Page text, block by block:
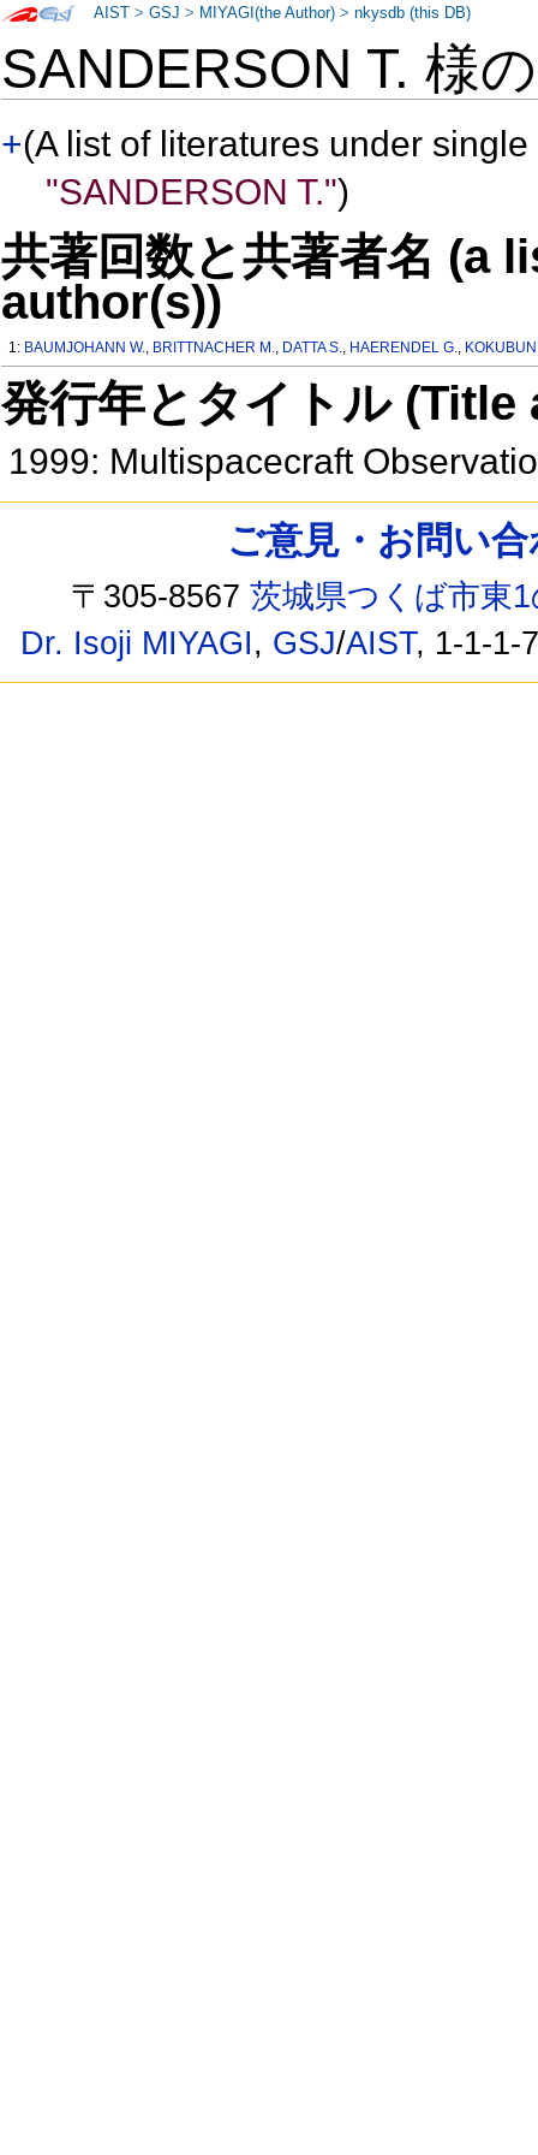
SANDERSON T. 様
+(A list of literatures under
"SANDERSON T.")
共著回数と共著者名 (a
author(s))
1: BAUMJOHANN W., BRITTNACHER M., DATTA S., HAERENDEL G.,
発行年とタイトル
1999: Multispacecraft
AIST >GSJ > MIYAGI(the Author) >nkysdb (this DB)
ご意見・お問い
〒305-8567茨城県つくば市東
Dr. Isoji MIYAGI, GSJ/AIST, 1-1-1-